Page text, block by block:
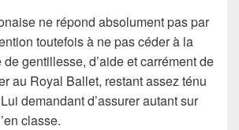
ne répond absolument pas par
toutefois à ne pas céder à la
gentillesse, d’aide et carrément de
au Royal Ballet, restant assez ténu
demandant d’assurer autant sur
classe.